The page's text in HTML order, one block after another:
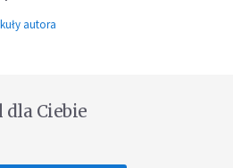
autora
dla Ciebie